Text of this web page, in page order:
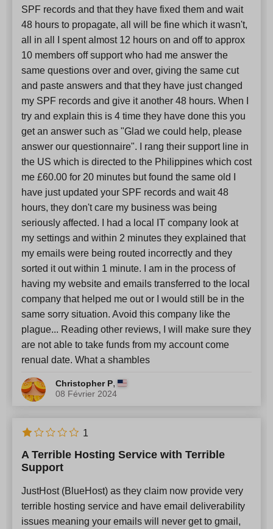
SPF records and that they have fixed them and wait
48 hours to propagate, all will be fine which it wasn't,
all in all I spent almost 12 hours on and off to approx
10 members off support who had me answer the
same questions over and over, giving the same cut
and paste answers and that they have just changed
my SPF records and give it another 48 hours. When I
try and explain this is 4 time they have done this you
get an answer such as "Glad we could help, please
answer our questionnaire". I rang their support line in
the US which is directed to the Philippines which cost
me £60.00 for 20 minutes but found the same old I
have just updated your SPF records and wait 48
hours, they don't care my business was being
seriously affected. I had a local IT company look at
my settings and within 2 minutes they explained that
my emails were being routed incorrectly and they
sorted it out within 1 minute. I am in the process of
having my website and emails transferred to the local
company that helped me out or I would still be in the
same sorry situation. Avoid this company like the
plague... Reading other reviews, I will make sure they
are not able to take funds from my account come
renual date. What a shambles
Christopher P,
08 Février 2024
A Terrible Hosting Service with Terrible
Support
JustHost (BlueHost) as they claim now provide very
terrible hosting service and have email deliverability
issues meaning your emails will never get to gmail,
1